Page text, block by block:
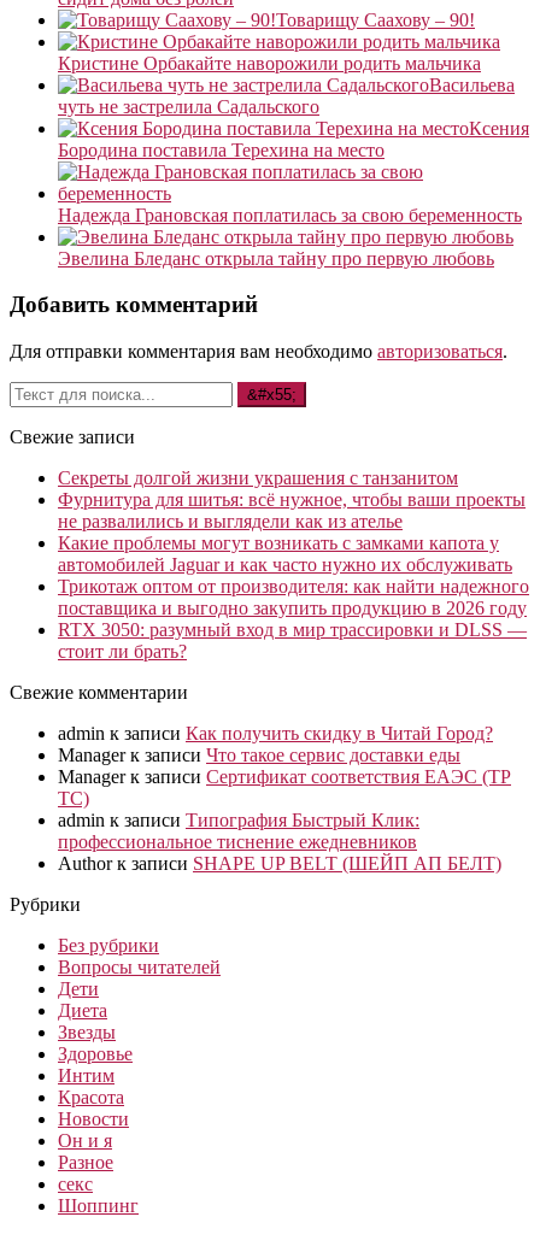
Товарищу Саахову – 90!
Кристине Орбакайте наворожили родить мальчика
Васильева
чуть не застрелила Садальского
Ксения
Бородина поставила Терехина на место
Надежда Грановская поплатилась за свою беременность
Эвелина Бледанс открыла тайну про первую любовь
Добавить комментарий
Для отправки комментария вам необходимо авторизоваться.
Свежие записи
Секреты долгой жизни украшения с танзанитом
Фурнитура для шитья: всё нужное, чтобы ваши проекты
не развалились и выглядели как из ателье
Какие проблемы могут возникать с замками капота у
автомобилей Jaguar и как часто нужно их обслуживать
Трикотаж оптом от производителя: как найти надежного
поставщика и выгодно закупить продукцию в 2026 году
RTX 3050: разумный вход в мир трассировки и DLSS —
стоит ли брать?
Свежие комментарии
admin к записи Как получить скидку в Читай Город?
Managerк записи Что такое сервис доставки еды
Managerк записи Сертификат соответствия ЕАЭС (ТР
ТС)
admin к записи Типография Быстрый Клик:
профессиональное тиснение ежедневников
Authorк записи SHAPE UP BELT (ШЕЙП АП БЕЛТ)
Рубрики
Без рубрики
Вопросы читателей
Дети
Диета
Звезды
Здоровье
Интим
Красота
Новости
Он и я
Разное
секс
Шоппинг